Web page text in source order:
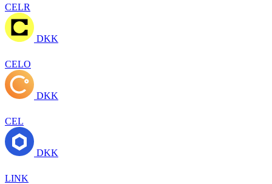
CELR
DKK
CELO
DKK
CEL
DKK
LINK